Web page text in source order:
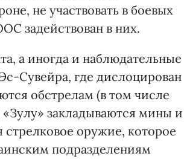
не участвовать в боевых
задействован в них.
а иногда и наблюдательные
Сувейра, где дислоцирован
обстрелам (в том числе
«Зулу» закладываются мины и
оружие, которое
подразделениям